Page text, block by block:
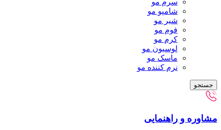
سرم مو
شامپو مو
شیر مو
فوم مو
کرم مو
لوسیون مو
ماسک مو
نرم کننده مو
و راهنمایی